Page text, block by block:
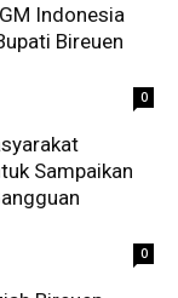
Indonesia
Bireuen
0
Sampaikan
0